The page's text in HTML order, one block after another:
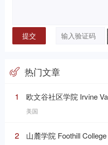
热门文章
1 欧文谷社区学院 Irvine
美国
2 山麓学院 Foothill College